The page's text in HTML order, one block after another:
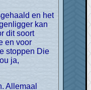
kan
dit soort
en voor
stoppen Die
ja,